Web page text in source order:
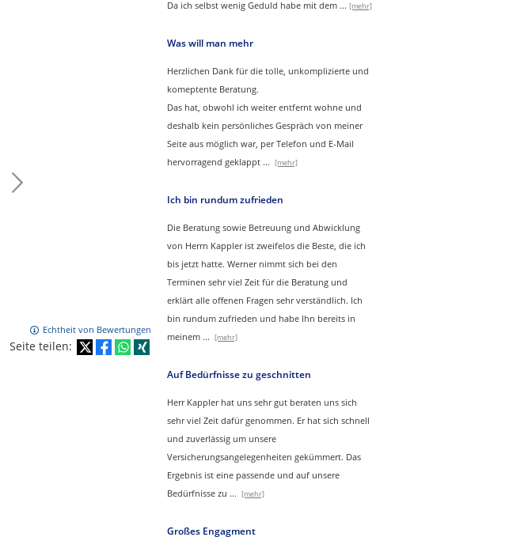
Da ich selbst wenig Geduld habe mit dem ... [mehr]
Was will man mehr
Herzlichen Dank für die tolle, unkomplizierte und
komeptente Beratung.
Das hat, obwohl ich weiter entfernt wohne und
deshalb kein persönliches Gespräch von meiner
Seite aus möglich war, per Telefon und E-Mail
hervorragend geklappt ... [mehr]
Ich bin rundum zufrieden
Die Beratung sowie Betreuung und Abwicklung
von Herrn Kappler ist zweifelos die Beste, die ich
bis jetzt hatte. Werner nimmt sich bei den
Terminen sehr viel Zeit für die Beratung und
erklärt alle offenen Fragen sehr verständlich. Ich
bin rundum zufrieden und habe Ihn bereits in
meinem ... [mehr]
Auf Bedürfnisse zu geschnitten
Herr Kappler hat uns sehr gut beraten uns sich
sehr viel Zeit dafür genommen. Er hat sich schnell
und zuverlässig um unsere
Versicherungsangelegenheiten gekümmert. Das
Ergebnis ist eine passende und auf unsere
Bedürfnisse zu ... [mehr]
Großes Engagment
Echtheit von Bewertungen
Seite teilen: